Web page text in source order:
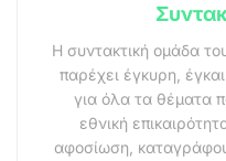
Η συντακτική ομάδα
παρέχει έγκυρη,
για όλα τα θέματα
εθνική
αφοσίωση,